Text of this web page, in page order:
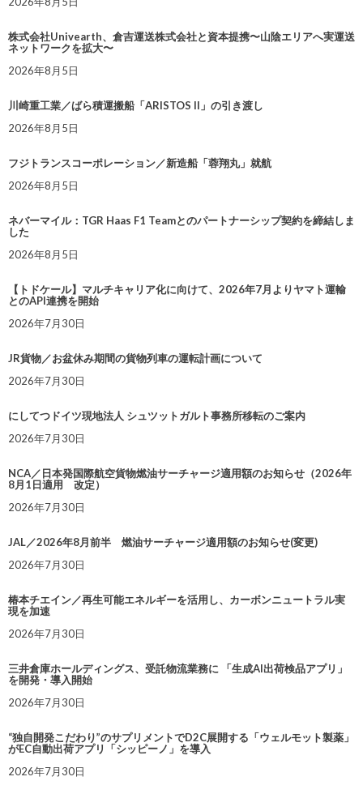
株式会社Univearth、倉吉運送株式会社と資本提携〜山陰エリアへ実運送
ネットワークを拡大〜
2026年8月5日
川崎重工業／ばら積運搬船「ARISTOS II」の引き渡し
2026年8月5日
フジトランスコーポレーション／新造船「蓉翔丸」就航
2026年8月5日
ネバーマイル：TGR Haas F1 Teamとのパートナーシップ契約を締結しま
した
2026年8月5日
【トドケール】マルチキャリア化に向けて、2026年7月よりヤマト運輸
とのAPI連携を開始
2026年7月30日
JR貨物／お盆休み期間の貨物列車の運転計画について
2026年7月30日
にしてつドイツ現地法人 シュツットガルト事務所移転のご案内
2026年7月30日
NCA／日本発国際航空貨物燃油サーチャージ適用額のお知らせ（2026年
8月1日適用 改定）
2026年7月30日
JAL／2026年8月前半 燃油サーチャージ適用額のお知らせ(変更)
2026年7月30日
椿本チエイン／再生可能エネルギーを活用し、カーボンニュートラル実
現を加速
2026年7月30日
三井倉庫ホールディングス、受託物流業務に 「生成AI出荷検品アプリ」
を開発・導入開始
2026年7月30日
“独自開発こだわり”のサプリメントでD2C展開する「ウェルモット製薬」
がEC自動出荷アプリ「シッピーノ」を導入
2026年7月30日